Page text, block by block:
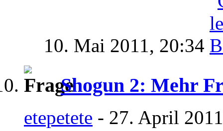
10. Mai 2011, 20:34
Shogun 2: Mehr
etepetete - 27. April